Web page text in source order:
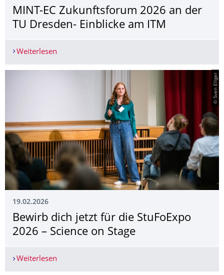
MINT-EC Zukunftsforum 2026 an der
TU Dresden- Einblicke am ITM
Weiterlesen
© Sven Ellger
19.02.2026
Bewirb dich jetzt für die StuFoExpo
2026 – Science on Stage
Weiterlesen